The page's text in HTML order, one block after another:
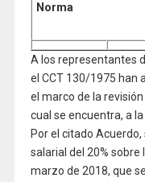
Norma
A los representantes
el CCT 130/1975 han
el marco de la
cual se encuentra, a
Por el citado
salarial del 20%
marzo de 2018, que